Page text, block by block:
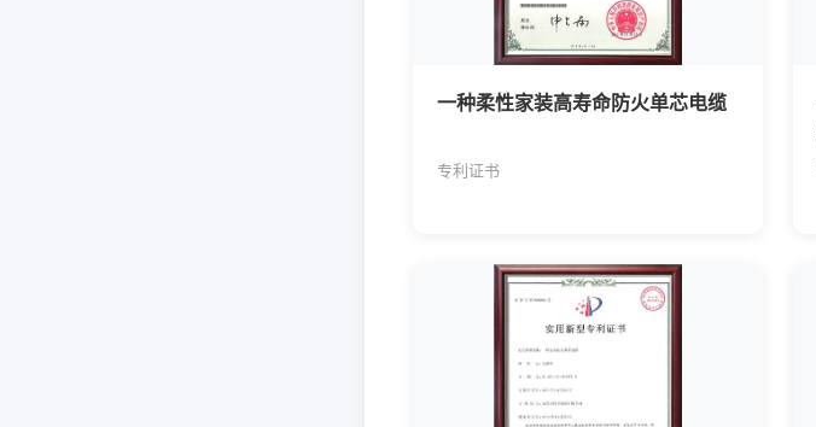
一种柔性家装高寿命防火单芯电缆
专利证书